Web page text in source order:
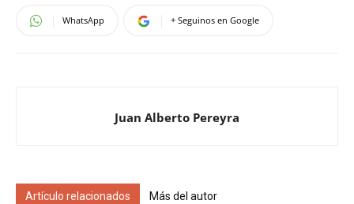
WhatsApp + Seguinos en Google
Juan Alberto Pereyra
Artículo relacionados Más del autor